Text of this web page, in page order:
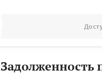
Задолженность